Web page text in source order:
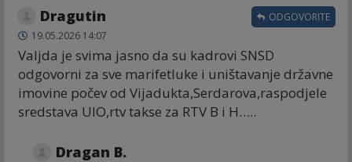
Dragutin
19.05.2026 14:07
Valjda je svima jasno da su kadrovi SNSD
odgovorni za sve marifetluke i uništavanje državne
imovine počev od Vijadukta,Serdarova,raspodjele
sredstava UIO,rtv takse za RTV B i H…..
ODGOVORITE
Dragan B.